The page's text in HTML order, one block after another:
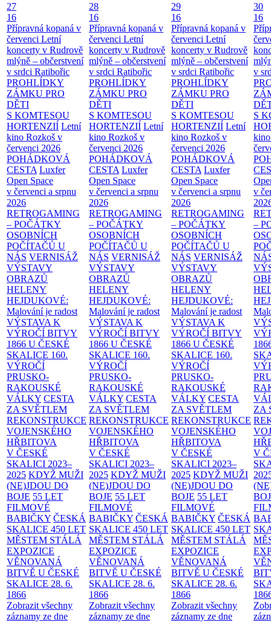
27
16
Přípravná kopaná v
červenci Letní
koncerty v Rudrově
mlýně – občerstvení
v srdci Ratibořic
PROHLÍDKY
ZÁMKU PRO
DĚTI
S KOMTESOU
HORTENZIÍ Letní
kino Rozkoš v
červenci 2026
POHÁDKOVÁ
CESTA Luxfer
Open Space
v červenci a srpnu
2026
RETROGAMING
– POČÁTKY
OSOBNÍCH
POČÍTAČŮ U
NÁS VERNISÁŽ
VÝSTAVY
OBRAZŮ
HELENY
HEJDUKOVÉ:
Malování je radost
VÝSTAVA K
VÝROČÍ BITVY
1866 U ČESKÉ
SKALICE 160.
VÝROČÍ
PRUSKO-
RAKOUSKÉ
VÁLKY CESTA
ZA SVĚTLEM
REKONSTRUKCE
VOJENSKÉHO
HŘBITOVA
V ČESKÉ
SKALICI 2023–
2025 KDYŽ MUŽI
(NE)JDOU DO
BOJE 55 LET
FILMOVÉ
BABIČKY ČESKÁ
SKALICE 450 LET
MĚSTEM STÁLÁ
EXPOZICE
VĚNOVANÁ
BITVĚ U ČESKÉ
SKALICE 28. 6.
1866
Zobrazit všechny
záznamy ze dne
28
16
Přípravná kopaná v
červenci Letní
koncerty v Rudrově
mlýně – občerstvení
v srdci Ratibořic
PROHLÍDKY
ZÁMKU PRO
DĚTI
S KOMTESOU
HORTENZIÍ Letní
kino Rozkoš v
červenci 2026
POHÁDKOVÁ
CESTA Luxfer
Open Space
v červenci a srpnu
2026
RETROGAMING
– POČÁTKY
OSOBNÍCH
POČÍTAČŮ U
NÁS VERNISÁŽ
VÝSTAVY
OBRAZŮ
HELENY
HEJDUKOVÉ:
Malování je radost
VÝSTAVA K
VÝROČÍ BITVY
1866 U ČESKÉ
SKALICE 160.
VÝROČÍ
PRUSKO-
RAKOUSKÉ
VÁLKY CESTA
ZA SVĚTLEM
REKONSTRUKCE
VOJENSKÉHO
HŘBITOVA
V ČESKÉ
SKALICI 2023–
2025 KDYŽ MUŽI
(NE)JDOU DO
BOJE 55 LET
FILMOVÉ
BABIČKY ČESKÁ
SKALICE 450 LET
MĚSTEM STÁLÁ
EXPOZICE
VĚNOVANÁ
BITVĚ U ČESKÉ
SKALICE 28. 6.
1866
Zobrazit všechny
záznamy ze dne
29
16
Přípravná kopaná v
červenci Letní
koncerty v Rudrově
mlýně – občerstvení
v srdci Ratibořic
PROHLÍDKY
ZÁMKU PRO
DĚTI
S KOMTESOU
HORTENZIÍ Letní
kino Rozkoš v
červenci 2026
POHÁDKOVÁ
CESTA Luxfer
Open Space
v červenci a srpnu
2026
RETROGAMING
– POČÁTKY
OSOBNÍCH
POČÍTAČŮ U
NÁS VERNISÁŽ
VÝSTAVY
OBRAZŮ
HELENY
HEJDUKOVÉ:
Malování je radost
VÝSTAVA K
VÝROČÍ BITVY
1866 U ČESKÉ
SKALICE 160.
VÝROČÍ
PRUSKO-
RAKOUSKÉ
VÁLKY CESTA
ZA SVĚTLEM
REKONSTRUKCE
VOJENSKÉHO
HŘBITOVA
V ČESKÉ
SKALICI 2023–
2025 KDYŽ MUŽI
(NE)JDOU DO
BOJE 55 LET
FILMOVÉ
BABIČKY ČESKÁ
SKALICE 450 LET
MĚSTEM STÁLÁ
EXPOZICE
VĚNOVANÁ
BITVĚ U ČESKÉ
SKALICE 28. 6.
1866
Zobrazit všechny
záznamy ze dne
30
16
v
S
v
–
ZA
V